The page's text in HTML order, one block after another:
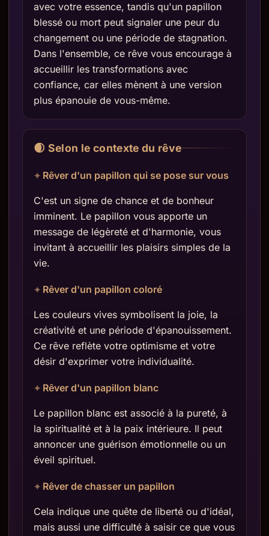
avec votre essence, tandis qu'un papillon
blessé ou mort peut signaler une peur du
changement ou une période de stagnation.
Dans l'ensemble, ce rêve vous encourage à
accueillir les transformations avec
confiance, car elles mènent à une version
plus épanouie de vous-même.
🌒 Selon le contexte du rêve
Rêver d'un papillon qui se pose sur vous
C'est un signe de chance et de bonheur
imminent. Le papillon vous apporte un
message de légèreté et d'harmonie, vous
invitant à accueillir les plaisirs simples de la
vie.
Rêver d'un papillon coloré
Les couleurs vives symbolisent la joie, la
créativité et une période d'épanouissement.
Ce rêve reflète votre optimisme et votre
désir d'exprimer votre individualité.
Rêver d'un papillon blanc
Le papillon blanc est associé à la pureté, à
la spiritualité et à la paix intérieure. Il peut
annoncer une guérison émotionnelle ou un
éveil spirituel.
Rêver de chasser un papillon
Cela indique une quête de liberté ou d'idéal,
mais aussi une difficulté à saisir ce que vous